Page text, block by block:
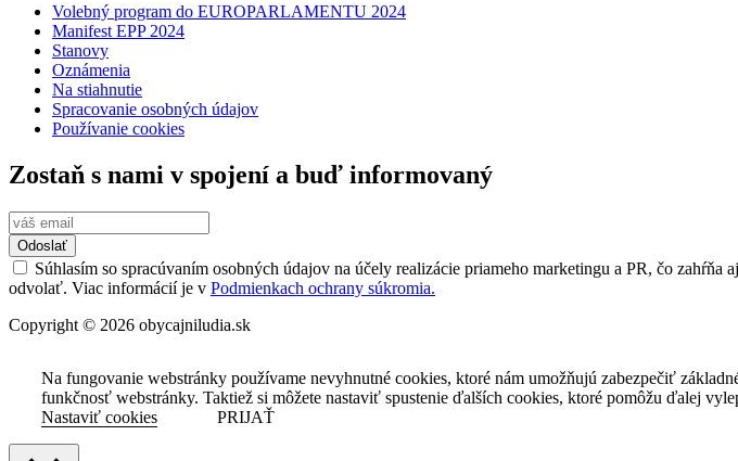
Volebný program do EUROPARLAMENTU 2024
Manifest EPP 2024
Stanovy
Oznámenia
Na stiahnutie
Spracovanie osobných údajov
Používanie cookies
Zostaň s nami v spojení a buď informovaný
Odoslať
Súhlasím so spracúvaním osobných údajov na účely realizácie priameho marketingu a PR, čo
odvolať. Viac informácií je v Podmienkach ochrany súkromia.
Copyright © 2026 obycajniludia.sk
Na fungovanie webstránky používame nevyhnutné cookies, ktoré nám umožňujú zabezpečiť
funkčnosť webstránky. Taktiež si môžete nastaviť spustenie ďalších cookies, ktoré pomôžu ďalej
Nastaviť cookies
PRIJAŤ